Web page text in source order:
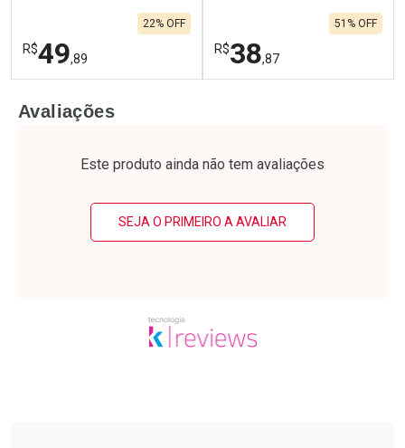
R$49,89
22% OFF
Laboratório
Por Menos
R$38,87
51% OFF
Laboratório
Por Menos
Avaliações
Este produto ainda não tem avaliações
SEJA O PRIMEIRO A AVALIAR